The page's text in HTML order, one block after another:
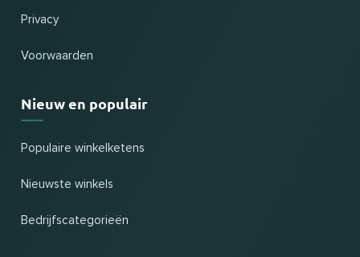
Privacy
Voorwaarden
Nieuw en populair
Populaire winkelketens
Nieuwste winkels
Bedrijfscategorieën